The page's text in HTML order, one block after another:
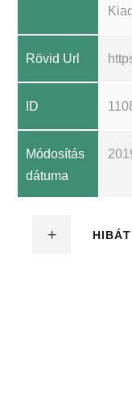
Rövid Url
ID
Módosítás
dátuma